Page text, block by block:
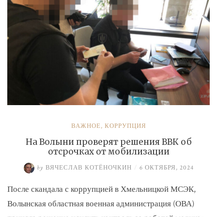
ВАЖНОЕ, КОРРУПЦИЯ
На Волыни проверят решения ВВК об
отсрочках от мобилизации
by ВЯЧЕСЛАВ КОТЁНОЧКИН / 6 ОКТЯБРЯ, 2024
После скандала с коррупцией в Хмельницкой МСЭК,
Волынская областная военная администрация (ОВА)